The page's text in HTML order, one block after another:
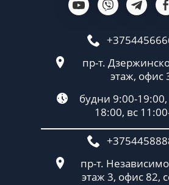
пр-т.
этаж, офис
будни 9:00-
18:00, вс
пр-т.
этаж 3, офис 82,